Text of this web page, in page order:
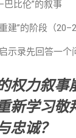
比伦”的叙事
建”的阶段（
示录先回答一个
权力叙事
新学习敬
忠诚？